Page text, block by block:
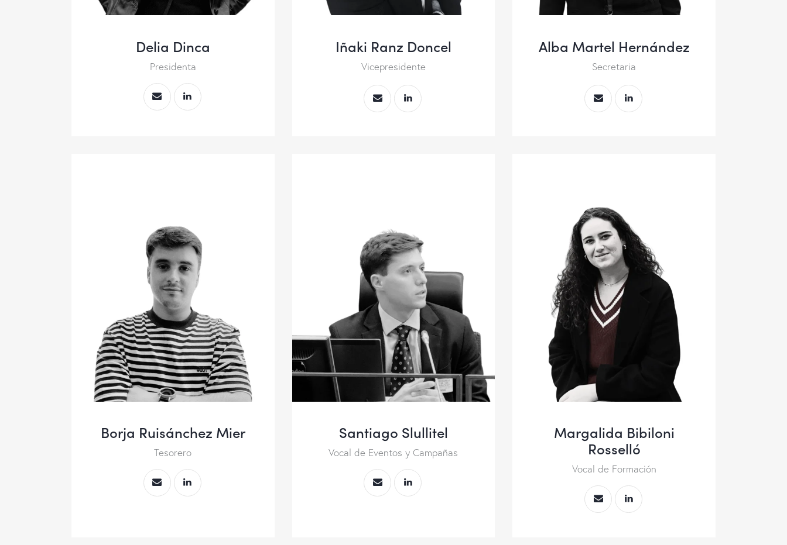
Delia Dinca
Presidenta
Iñaki Ranz Doncel
Vicepresidente
Alba Martel Hernández
Secretaria
Borja Ruisánchez Mier
Tesorero
Santiago Slullitel
Vocal de Eventos y Campañas
Margalida Bibiloni
Rosselló
Vocal de Formación